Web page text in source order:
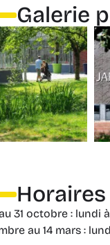
Galerie
31 octobre :
au 14 mars :